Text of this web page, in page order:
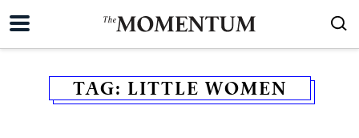
TAG: LITTLE WOMEN